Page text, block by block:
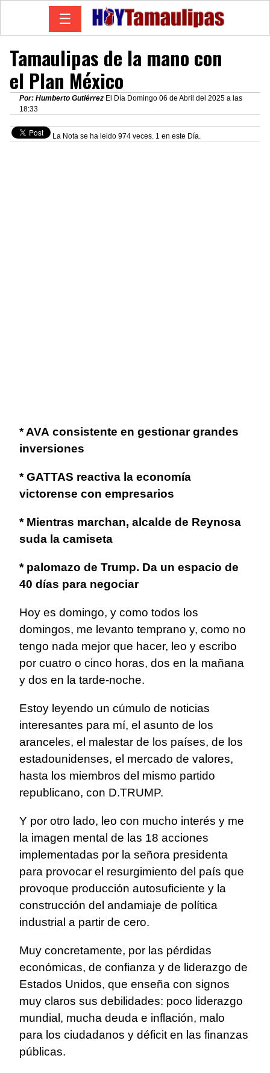
☰
Tamaulipas de la mano con
el Plan México
Por: Humberto Gutiérrez El Día Domingo 06 de Abril del 2025 a las
18:33
La Nota se ha leido 974 veces. 1 en este Día.
* AVA consistente en gestionar grandes
inversiones
* GATTAS reactiva la economía
victorense con empresarios
* Mientras marchan, alcalde de Reynosa
suda la camiseta
* palomazo de Trump. Da un espacio de
40 días para negociar
Hoy es domingo, y como todos los
domingos, me levanto temprano y, como no
tengo nada mejor que hacer, leo y escribo
por cuatro o cinco horas, dos en la mañana
y dos en la tarde-noche.
Estoy leyendo un cúmulo de noticias
interesantes para mí, el asunto de los
aranceles, el malestar de los países, de los
estadounidenses, el mercado de valores,
hasta los miembros del mismo partido
republicano, con D.TRUMP.
Y por otro lado, leo con mucho interés y me
la imagen mental de las 18 acciones
implementadas por la señora presidenta
para provocar el resurgimiento del país que
provoque producción autosuficiente y la
construcción del andamiaje de política
industrial a partir de cero.
Muy concretamente, por las pérdidas
económicas, de confianza y de liderazgo de
Estados Unidos, que enseña con signos
muy claros sus debilidades: poco liderazgo
mundial, mucha deuda e inflación, malo
para los ciudadanos y déficit en las finanzas
públicas.